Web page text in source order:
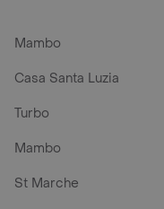
Mambo
Casa Santa Luzia
Turbo
Mambo
St Marche